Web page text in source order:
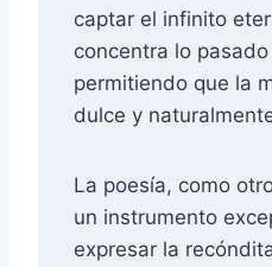
captar el infinito
concentra lo
permitiendo que la
dulce y
La poesía, como
un instrumento
expresar la